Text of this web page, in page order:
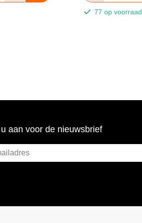
77 op voorraad
aan voor de nieuwsbrief